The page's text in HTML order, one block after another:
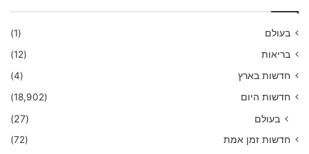
בעולם
(1)
בריאות
(12)
חדשות בארץ
(4)
חדשות היום
(18,902)
בעולם (27)
חדשות זמן אמת
(72)